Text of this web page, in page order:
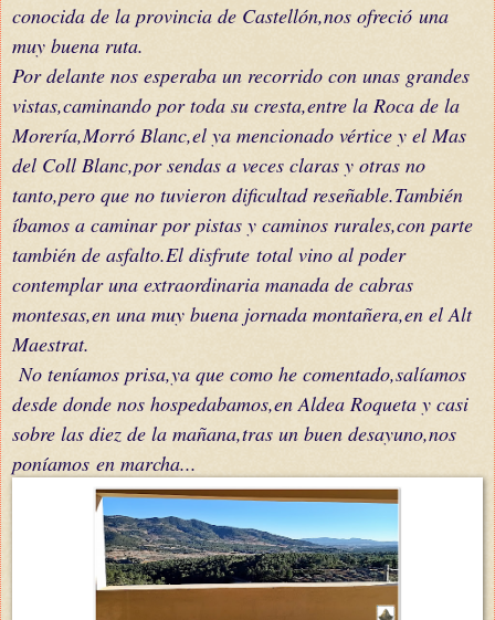
conocida de la provincia de Castellón,nos ofreció una
muy buena ruta.
Por delante nos esperaba un recorrido con unas grandes
vistas,caminando por toda su cresta,entre la Roca de la
Morería,Morró Blanc,el ya mencionado vértice y el Mas
del Coll Blanc,por sendas a veces claras y otras no
tanto,pero que no tuvieron dificultad reseñable.También
íbamos a caminar por pistas y caminos rurales,con parte
también de asfalto.El disfrute total vino al poder
contemplar una extraordinaria manada de cabras
montesas,en una muy buena jornada montañera,en el Alt
Maestrat.
No teníamos prisa,ya que como he comentado,salíamos
desde donde nos hospedabamos,en Aldea Roqueta y casi
sobre las diez de la mañana,tras un buen desayuno,nos
poníamos en marcha...